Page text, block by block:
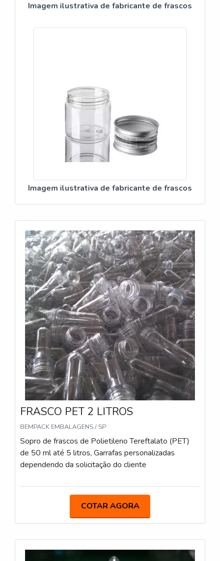
Imagem ilustrativa de fabricante de frascos
Imagem ilustrativa de fabricante de frascos
FRASCO PET 2 LITROS
BEMPACK EMBALAGENS / SP
Sopro de frascos de Polietileno Tereftalato (PET)
de 50 ml até 5 litros, Garrafas personalizadas
dependendo da solicitação do cliente
COTAR AGORA